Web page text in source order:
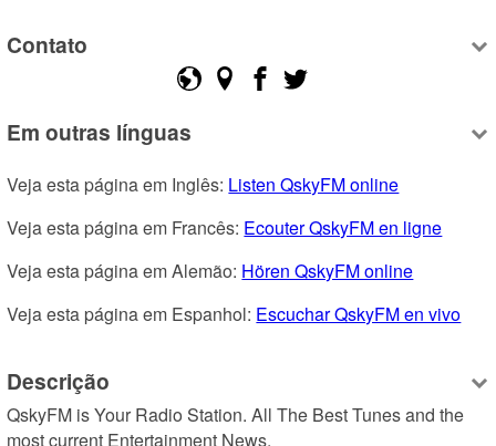
Contato
Em outras línguas
Veja esta página em Inglês: Listen QskyFM online
Veja esta página em Francês: Ecouter QskyFM en ligne
Veja esta página em Alemão: Hören QskyFM online
Veja esta página em Espanhol: Escuchar QskyFM en vivo
Descrição
QskyFM is Your Radio Station. All The Best Tunes and the
most current Entertainment News.